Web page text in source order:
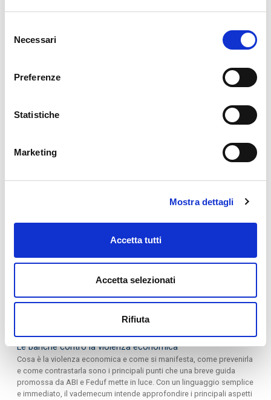
delNecessari
Preferenze
Statistiche
Marketing
Mostra dettagli
Accetta tutti
Accetta selezionati
Rifiuta
Bilancio Civilistico e Company Profile
Cartolarizzazioni
Le banche contro la violenza economica
Cosa è la violenza economica e come si manifesta, come prevenirla
e come contrastarla sono i principali punti che una breve guida
promossa da ABI e Feduf mette in luce. Con un linguaggio semplice
e immediato, il vademecum intende approfondire i principali aspetti